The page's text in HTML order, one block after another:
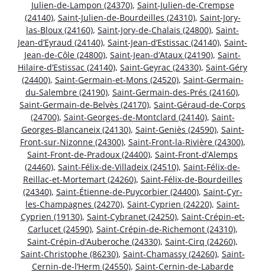
Julien-de-Lampon (24370), Saint-Julien-de-Crempse
(24140), Saint-Julien-de-Bourdeilles (24310), Saint-Jory-
las-Bloux (24160), Saint-Jory-de-Chalais (24800), Saint-
Jean-d’Eyraud (24140), Saint-Jean-d’Estissac (24140), Saint-
Jean-de-Côle (24800), Saint-Jean-d’Ataux (24190), Saint-
Hilaire-d’Estissac (24140), Saint-Geyrac (24330), Saint-Géry
(24400), Saint-Germain-et-Mons (24520), Saint-Germain-
du-Salembre (24190), Saint-Germain-des-Prés (24160),
Saint-Germain-de-Belvès (24170), Saint-Géraud-de-Corps
(24700), Saint-Georges-de-Montclard (24140), Saint-
Georges-Blancaneix (24130), Saint-Geniès (24590), Saint-
Front-sur-Nizonne (24300), Saint-Front-la-Rivière (24300),
Saint-Front-de-Pradoux (24400), Saint-Front-d’Alemps
(24460), Saint-Félix-de-Villadeix (24510), Saint-Félix-de-
Reillac-et-Mortemart (24260), Saint-Félix-de-Bourdeilles
(24340), Saint-Étienne-de-Puycorbier (24400), Saint-Cyr-
les-Champagnes (24270), Saint-Cyprien (24220), Saint-
Cyprien (19130), Saint-Cybranet (24250), Saint-Crépin-et-
Carlucet (24590), Saint-Crépin-de-Richemont (24310),
Saint-Crépin-d’Auberoche (24330), Saint-Cirq (24260),
Saint-Christophe (86230), Saint-Chamassy (24260), Saint-
Cernin-de-l’Herm (24550), Saint-Cernin-de-Labarde